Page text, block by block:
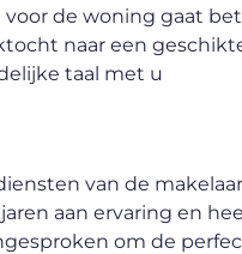
de woning gaat
naar een
taal met u
van de
aan ervaring en
om de